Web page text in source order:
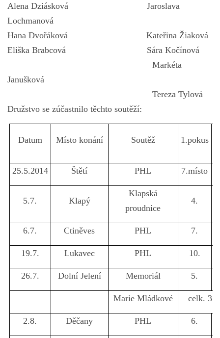
Alena Dziásková Jaroslava
Lochmanová
Hana Dvořáková Kateřina Žiaková
Eliška Brabcová Sára Kočínová
Markéta
Janušková
Tereza Tylová
Družstvo se zúčastnilo těchto soutěží:
Datum Místo konání Soutěž 1.pokus
25.5.2014 Štětí PHL 7.místo
5.7. Klapý
Klapská
proudnice
4.
6.7. Ctiněves PHL 7.
19.7. Lukavec PHL 10.
26.7. Dolní Jelení Memoriál 5.
Marie Mládkové celk.
2.8. Děčany PHL 6.